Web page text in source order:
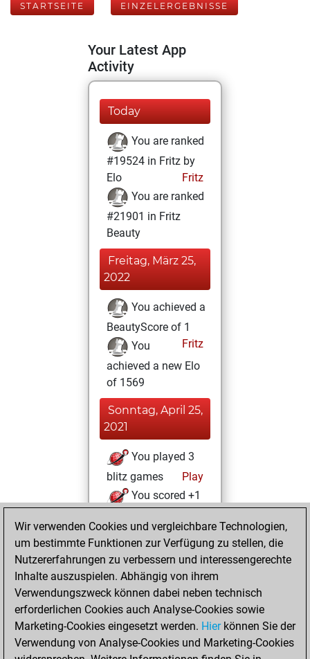
STARTSEITE EINZELERGEBNISSE
Your Latest App
Activity
Today
You are ranked
#19524 in Fritz by
Elo
Fritz
You are ranked
#21901 in Fritz
Beauty
Freitag, März 25,
2022
You achieved a
BeautyScore of 1
Fritz
You
achieved a new Elo
of 1569
Sonntag, April 25,
2021
You played 3
blitz games
Play
You scored +1
Sonntag, März 21,
2021
You created
your Fritz account
Fritz
You
played 2 slow games
Wir verwenden Cookies und vergleichbare Technologien,
um bestimmte Funktionen zur Verfügung zu stellen, die
Nutzererfahrungen zu verbessern und interessengerechte
Inhalte auszuspielen. Abhängig von ihrem
Verwendungszweck können dabei neben technisch
erforderlichen Cookies auch Analyse-Cookies sowie
Marketing-Cookies eingesetzt werden. Hierkönnen Sie der
Verwendung von Analyse-Cookies und Marketing-Cookies